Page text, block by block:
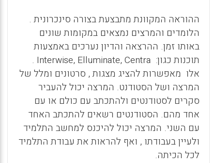
ההוראה המקוונת מתבצעת בצורה סינכרונית .
הלומדים והמרצים נמצאים במקומות שונים
באותו זמן. ההרצאה והדיון נערכים באמצעות
תוכנות כגון: Interwise, Elluminate, Centra
.
אלו מאפשרות להציג מצגות , סרטונים ומלל של
המרצה ושל הסטודנט. המרצה יכול להעביר
סקרים לסטודנטים ולהתכתב עם כולם או עם
אחד מהם. הסטודנטים רשאים להתכתב האחד
עם השני. המרצה יכול להיכנס למחשב התלמיד
ולעיין בעבודתו , ואף להראות את עבודת התלמיד
לכל הכיתה.